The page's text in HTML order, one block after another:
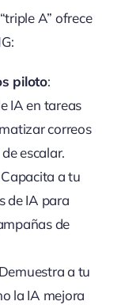
A” ofrece
piloto:
IA en tareas
correos
escalar.
a tu
de IA para
de
a tu
la IA mejora